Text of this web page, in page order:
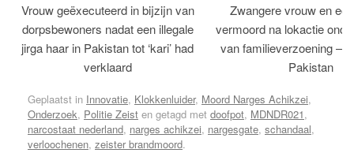
Vrouw geëxecuteerd in bijzijn van
dorpsbewoners nadat een illegale
jirga haar in Pakistan tot ‘kari’ had
verklaard
Zwangere vrouw en
vermoord na lokactie
van familieverzoening –
Pakistan
Geplaatst in Innovatie, Klokkenluider, Moord Narges Achikzei,
Onderzoek, Politie Zeist en getagd met doofpot, MDNDR021,
narcostaat nederland, narges achikzei, nargesgate, schandaal,
verloochenen, zeister brandmoord.